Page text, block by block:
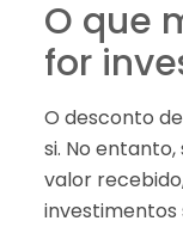
O que
for
O desconto
si. No
valor